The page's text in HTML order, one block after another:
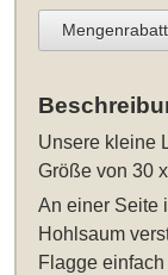
Mengenrabatt
Unsere kleine
Größe von 30
An einer Seite
Hohlsaum
Flagge